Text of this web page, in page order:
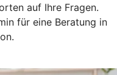
auf Ihre Fragen.
für eine Beratung in